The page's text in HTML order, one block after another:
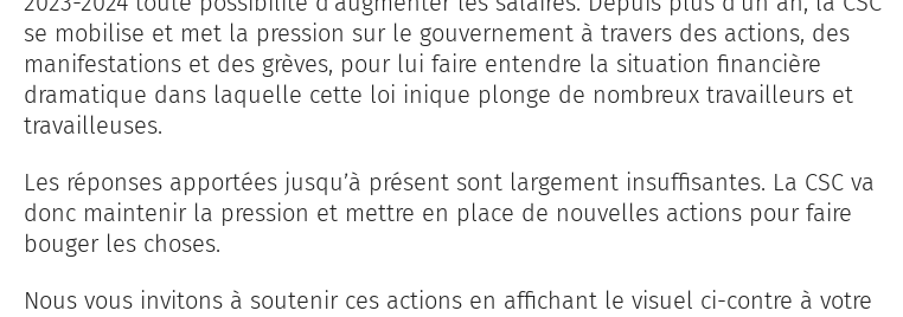
se mobilise et met la pression sur le gouvernement à travers des actions, des
manifestations et des grèves, pour lui faire entendre la situation financière
dramatique dans laquelle cette loi inique plonge de nombreux travailleurs et
travailleuses.
Les réponses apportées jusqu’à présent sont largement insuffisantes. La CSC va
donc maintenir la pression et mettre en place de nouvelles actions pour faire
bouger les choses.
Nous vous invitons à soutenir ces actions en affichant le visuel ci-contre à votre